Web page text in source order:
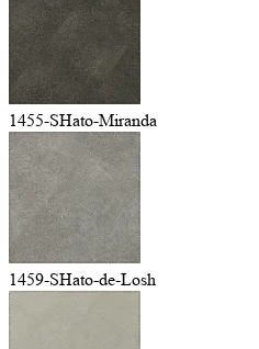
1455-SHato-Miranda
1459-SHato-de-Losh